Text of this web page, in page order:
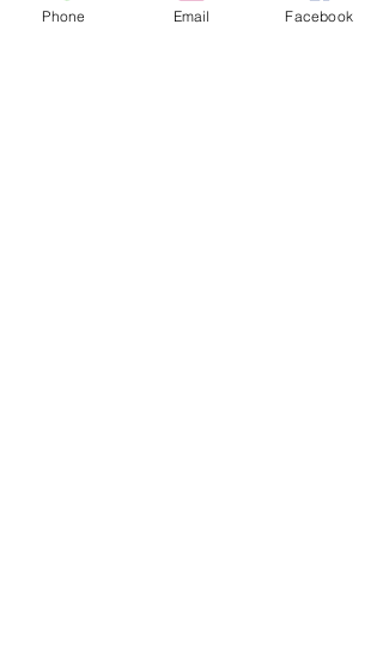
Phone Email Facebook